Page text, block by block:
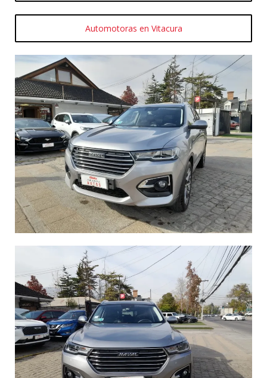
Automotoras en Vitacura